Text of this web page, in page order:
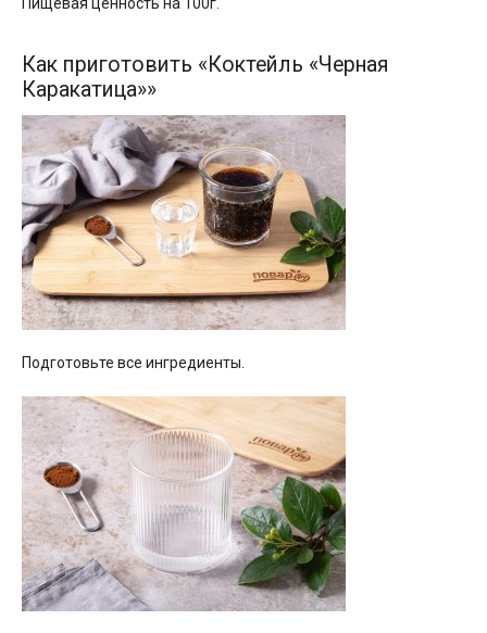
Как приготовить «Коктейль «Черная
Каракатица»»
Подготовьте все ингредиенты.